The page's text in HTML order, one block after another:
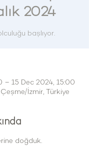
2024
başlıyor.
– 15 Dec 2024, 15:00
İzmir, Türkiye
doğduk.